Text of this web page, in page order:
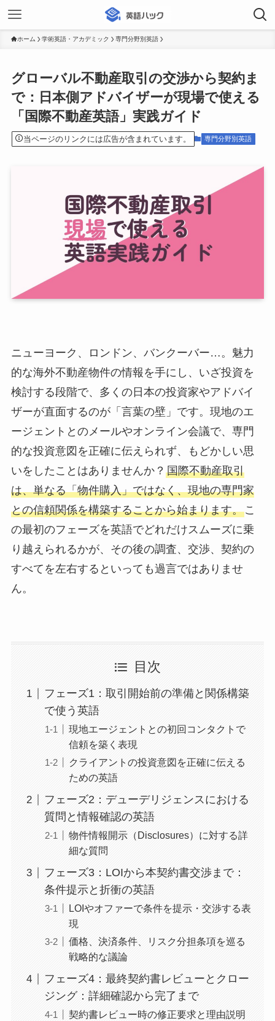
ホーム 学術英語・アカデミック 専門分野別英語
グローバル不動産取引の交渉から契約ま
で：日本側アドバイザーが現場で使える
「国際不動産英語」実践ガイド
当ページのリンクには広告が含まれています。 専門分野別英語
ニューヨーク、ロンドン、バンクーバー…。魅力
的な海外不動産物件の情報を手にし、いざ投資を
検討する段階で、多くの日本の投資家やアドバイ
ザーが直面するのが「言葉の壁」です。現地のエ
ージェントとのメールやオンライン会議で、専門
的な投資意図を正確に伝えられず、もどかしい思
いをしたことはありませんか？ 国際不動産取引
は、単なる「物件購入」ではなく、現地の専門家
との信頼関係を構築することから始まります。こ
の最初のフェーズを英語でどれだけスムーズに乗
り越えられるかが、その後の調査、交渉、契約の
すべてを左右するといっても過言ではありませ
ん。
目次
フェーズ1：取引開始前の準備と関係構築
で使う英語
現地エージェントとの初回コンタクトで
信頼を築く表現
クライアントの投資意図を正確に伝える
ための英語
フェーズ2：デューデリジェンスにおける
質問と情報確認の英語
物件情報開示（Disclosures）に対する詳
細な質問
フェーズ3：LOIから本契約書交渉まで：
条件提示と折衝の英語
LOIやオファーで条件を提示・交渉する表
現
価格、決済条件、リスク分担条項を巡る
戦略的な議論
フェーズ4：最終契約書レビューとクロー
ジング：詳細確認から完了まで
契約書レビュー時の修正要求と理由説明